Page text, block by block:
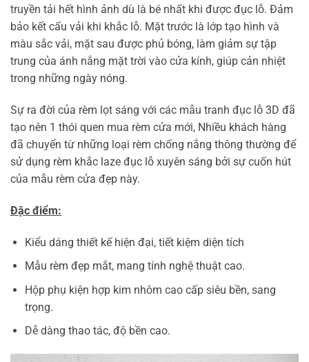
truyền tải hết hình ảnh dù là bé nhất khi được đục lỗ. Đảm
bảo kết cấu vải khi khắc lỗ. Mặt trước là lớp tạo hình và
màu sắc vải, mặt sau được phủ bóng, làm giảm sự tập
trung của ánh nắng mặt trời vào cửa kính, giúp cản nhiệt
trong những ngày nóng.
Sự ra đời của rèm lọt sáng với các mẫu tranh đục lỗ 3D đã
tạo nên 1 thói quen mua rèm cửa mới, Nhiều khách hàng
đã chuyển từ những loại rèm chống nắng thông thường để
sử dụng rèm khắc laze đục lỗ xuyên sáng bởi sự cuốn hút
của mẫu rèm cửa đẹp này.
Đặc điểm:
Kiểu dáng thiết kế hiện đại, tiết kiệm diện tích
Mẫu rèm đẹp mắt, mang tính nghệ thuật cao.
Hộp phụ kiện hợp kim nhôm cao cấp siêu bền, sang
trọng.
Dễ dàng thao tác, độ bền cao.